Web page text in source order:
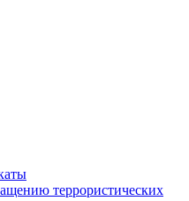
террористических